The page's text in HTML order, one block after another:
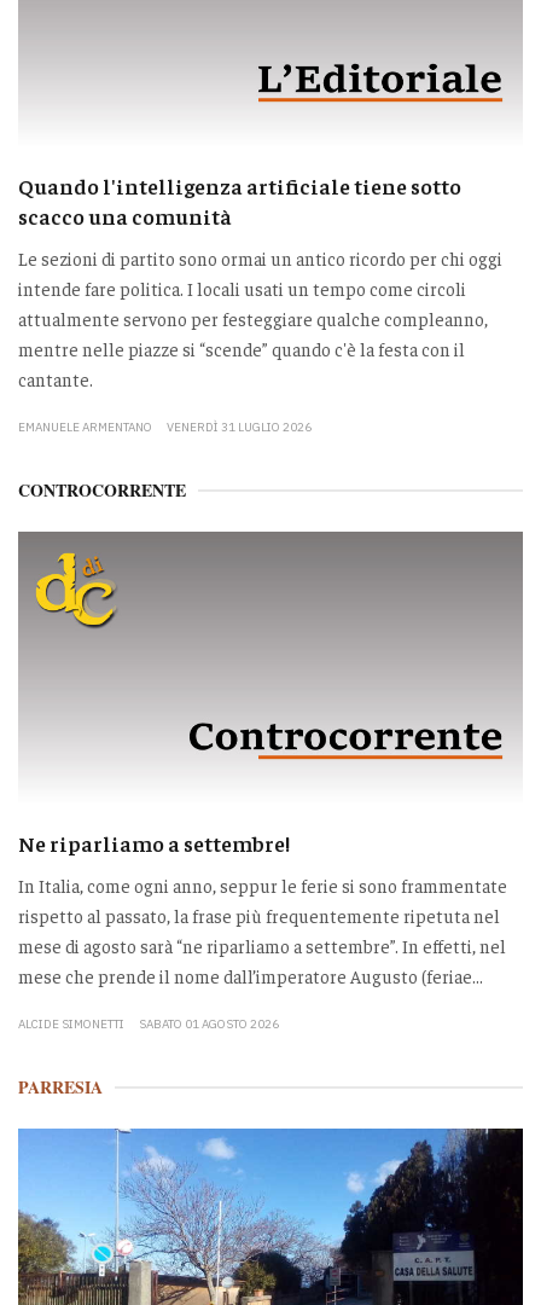
Quando l'intelligenza artificiale tiene sotto
scacco una comunità
Le sezioni di partito sono ormai un antico ricordo per chi oggi
intende fare politica. I locali usati un tempo come circoli
attualmente servono per festeggiare qualche compleanno,
mentre nelle piazze si “scende” quando c'è la festa con il
cantante.
EMANUELE ARMENTANO VENERDÌ 31 LUGLIO 2026
CONTROCORRENTE
Ne riparliamo a settembre!
In Italia, come ogni anno, seppur le ferie si sono frammentate
rispetto al passato, la frase più frequentemente ripetuta nel
mese di agosto sarà “ne riparliamo a settembre”. In effetti, nel
mese che prende il nome dall’imperatore Augusto (feriae...
ALCIDE SIMONETTI SABATO 01 AGOSTO 2026
PARRESIA